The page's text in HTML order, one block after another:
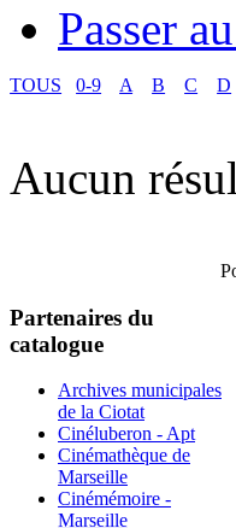
Passer
TOUS 0-9 A B C D
Aucun
Partenaires du
catalogue
Archives municipales
de la Ciotat
Cinéluberon - Apt
Cinémathèque de
Marseille
Cinémémoire -
Marseille